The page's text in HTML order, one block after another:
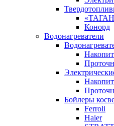
Конорд
Водонагреватели
Бойлеры
Ferroli
Haier